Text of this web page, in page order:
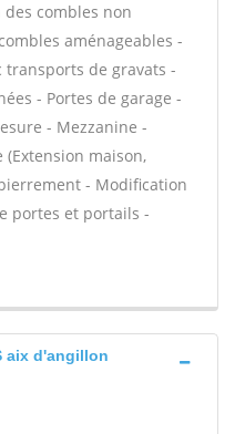
combles non
aménageables -
transports de gravats -
- Portes de garage -
- Mezzanine -
(Extension maison,
- Modification
portes et portails -
aix d'angillon